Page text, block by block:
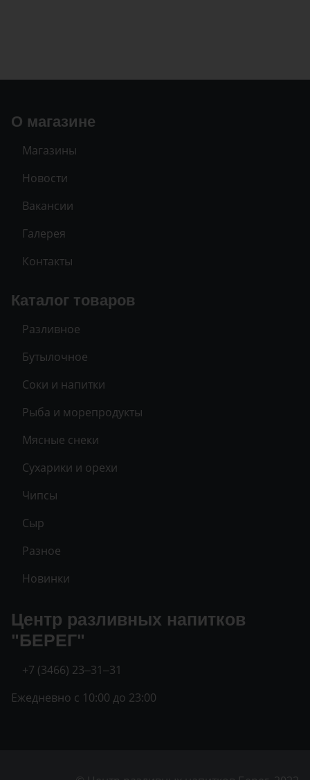
О магазине
Магазины
Новости
Вакансии
Галерея
Контакты
Каталог товаров
Разливное
Бутылочное
Соки и напитки
Рыба и морепродукты
Мясные снеки
Сухарики и орехи
Чипсы
Сыр
Разное
Новинки
Центр разливных напитков
"БЕРЕГ"
+7 (3466) 23‒31‒31
Ежедневно с 10:00 до 23:00